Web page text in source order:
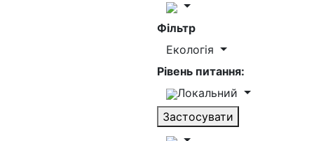
Фільтр
Екологія
Рівень питання:
Локальний
Застосувати